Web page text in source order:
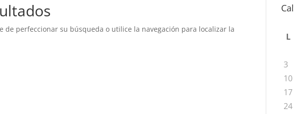
de perfeccionar su búsqueda o utilice la navegación para localizar la
L
3
10
17
24